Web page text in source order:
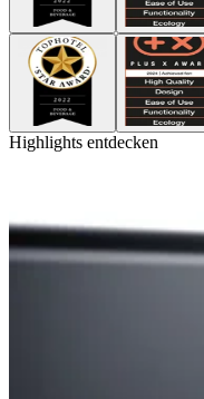
Highlights entdecken